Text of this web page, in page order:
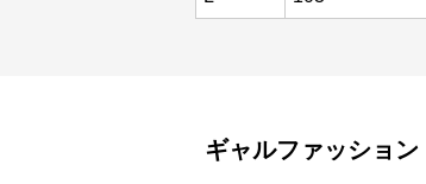
ギャルファッション